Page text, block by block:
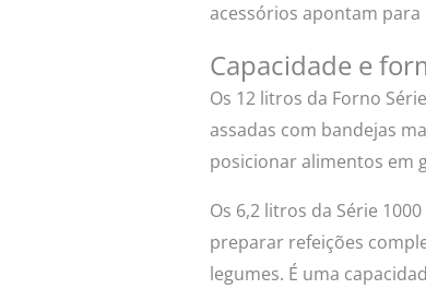
acessórios apontam
Capacidade e
Os 12 litros da Forno
assadas com bandejas
posicionar alimentos em
Os 6,2 litros da Série
preparar refeições
legumes. É uma